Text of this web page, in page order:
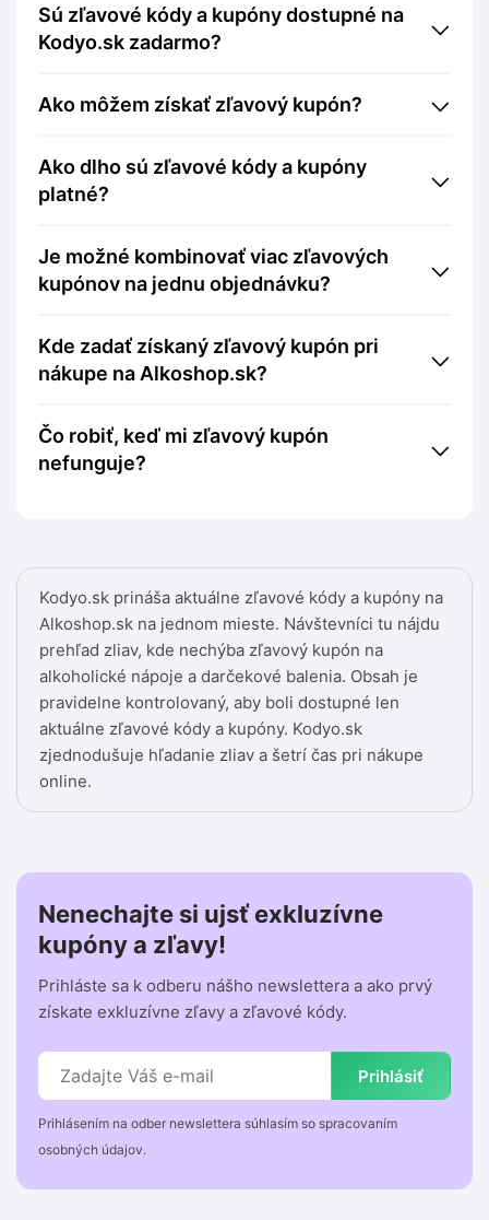
Kodyo.sk prináša aktuálne zľavové kódy a kupóny na
Alkoshop.sk na jednom mieste. Návštevníci tu nájdu
prehľad zliav, kde nechýba zľavový kupón na
alkoholické nápoje a darčekové balenia. Obsah je
pravidelne kontrolovaný, aby boli dostupné len
aktuálne zľavové kódy a kupóny. Kodyo.sk
zjednodušuje hľadanie zliav a šetrí čas pri nákupe
online.
Sú zľavové kódy a kupóny dostupné na
Kodyo.sk zadarmo?
Ako môžem získať zľavový kupón?
Ako dlho sú zľavové kódy a kupóny
platné?
Je možné kombinovať viac zľavových
kupónov na jednu objednávku?
Kde zadať získaný zľavový kupón pri
nákupe na Alkoshop.sk?
Čo robiť, keď mi zľavový kupón
nefunguje?
Nenechajte si ujsť exkluzívne
kupóny a zľavy!
Prihláste sa k odberu nášho newslettera a ako prvý
získate exkluzívne zľavy a zľavové kódy.
Prihlásiť
Prihlásením na odber newslettera súhlasím so spracovaním
osobných údajov.